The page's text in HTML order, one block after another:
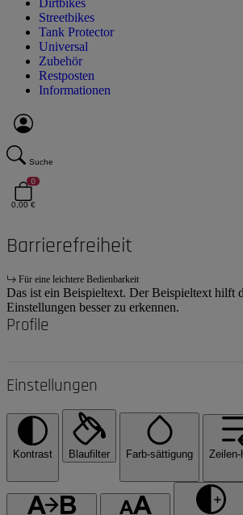
Dirtbikes
Streetbikes
Tank Protector
Universal
Zubehör
Restposten
Informationen
Suche
0
0,00 €
Barrierefreiheit
Für eine leichtere Bedienbarkeit
Das ist ein Beispieltext. Der Beispieltext hilft
Einstellungen besser zu erkennen.
Profile
Einstellungen
Kontrast Blaufilter Farb-sättigung Zeilen-